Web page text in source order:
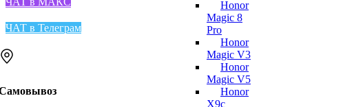
Honor
Magic 8
Pro
Honor
Magic V3
Honor
Magic V5
Honor
X9c
ЧАТ в Телеграм